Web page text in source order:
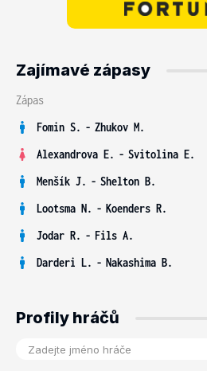
Zajímavé zápasy
Zápas
Fomin S. - Zhukov M.
Alexandrova E. - Svitolina E.
Menšík J. - Shelton B.
Lootsma N. - Koenders R.
Jodar R. - Fils A.
Darderi L. - Nakashima B.
Profily hráčů